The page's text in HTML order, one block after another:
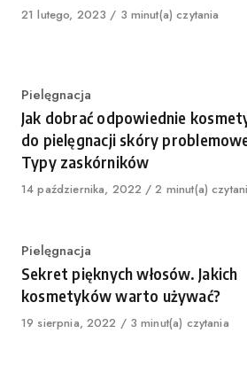
Published
21 lutego, 2023 3 minut(a) czytania
Category
Pielęgnacja
Jak dobrać odpowiednie
do pielęgnacji skóry
Typy zaskórników
Published
14 października, 2022 2 minut(a)
Category
Pielęgnacja
Sekret pięknych włosów. Jakich
kosmetyków warto używać?
Published
19 sierpnia, 2022 3 minut(a) czytania